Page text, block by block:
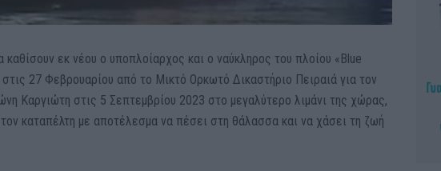
εκ νέου ο υποπλοίαρχος και ο ναύκληρος του πλοίου «Blue
27 Φεβρουαρίου από το Μικτό Ορκωτό Δικαστήριο Πειραιά για τον
Καργιώτη στις 5 Σεπτεμβρίου 2023 στο μεγαλύτερο λιμάνι της χώρας,
καταπέλτη με αποτέλεσμα να πέσει στη θάλασσα και να χάσει τη ζωή